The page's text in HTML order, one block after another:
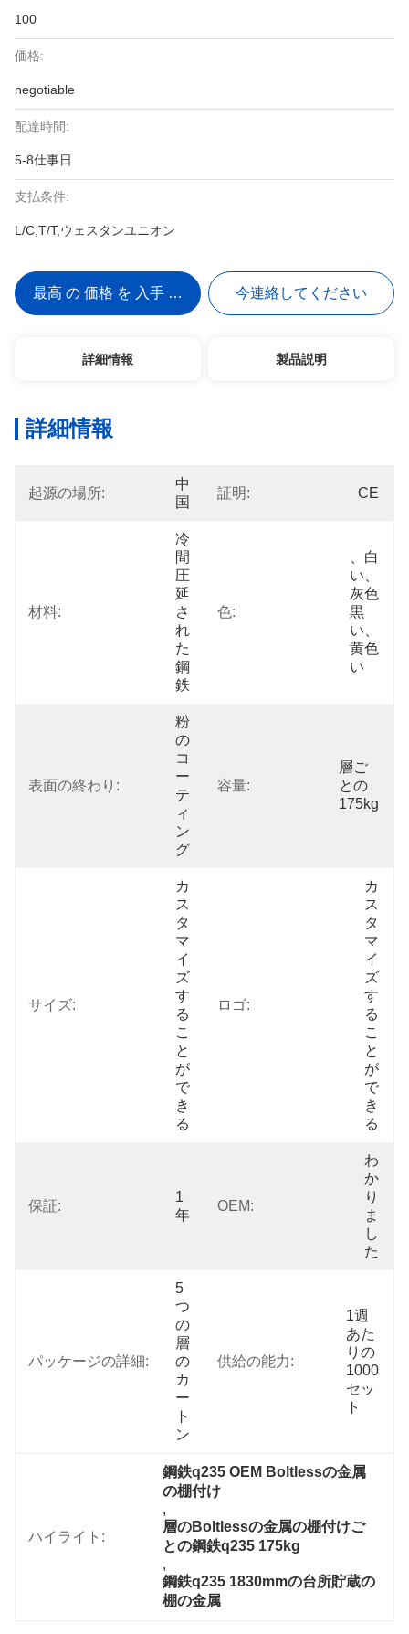
100
価格:
negotiable
配達時間:
5-8仕事日
支払条件:
L/C,T/T,ウェスタンユニオン
最高 の 価格 を 入手 する 今連絡してください
詳細情報 製品説明
詳細情報
起源の場所:
中
国
証明: CE
材料:
冷
間
圧
延
さ
れ
た
鋼
鉄
色:
、白
い、
灰色
黒
い、
黄色
い
表面の終わり:
粉
の
コ
ー
テ
ィ
ン
グ
容量:
層ご
との
175kg
サイズ:
カ
ス
タ
マ
イ
ズ
す
る
こ
と
が
で
き
る
ロゴ:
カ
ス
タ
マ
イ
ズ
す
る
こ
と
が
で
き
る
保証:
1
年
OEM:
わ
か
り
ま
し
た
パッケージの詳細:
5
つ
の
層
の
カ
ー
ト
ン
供給の能力:
1週
あた
りの
1000
セッ
ト
ハイライト:
鋼鉄q235 OEM Boltlessの金属
の棚付け
,
層のBoltlessの金属の棚付けご
との鋼鉄q235 175kg
,
鋼鉄q235 1830mmの台所貯蔵の
棚の金属